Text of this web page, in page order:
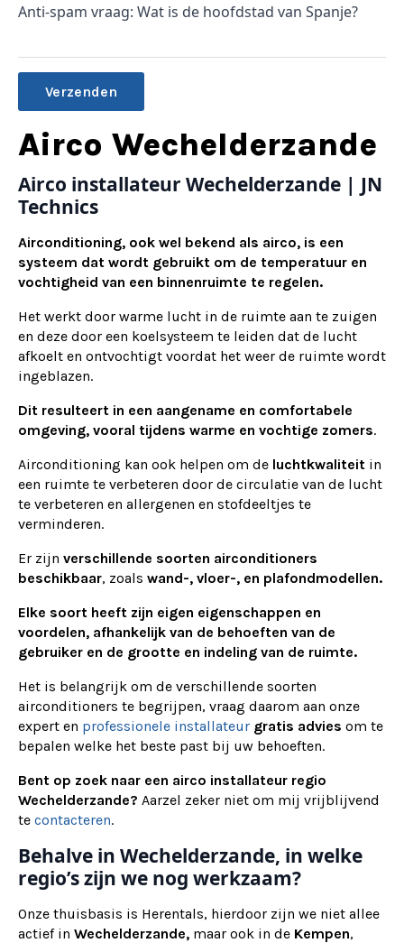
Anti-spam vraag: Wat is de hoofdstad van Spanje?
Alternative:
Airco Wechelderzande
Airco installateur Wechelderzande | JN
Technics
Airconditioning, ook wel bekend als airco, is een
systeem dat wordt gebruikt om de temperatuur en
vochtigheid van een binnenruimte te regelen.
Het werkt door warme lucht in de ruimte aan te zuigen
en deze door een koelsysteem te leiden dat de lucht
afkoelt en ontvochtigt voordat het weer de ruimte wordt
ingeblazen.
Dit resulteert in een aangename en comfortabele
omgeving, vooral tijdens warme en vochtige zomers.
Airconditioning kan ook helpen om de luchtkwaliteit in
een ruimte te verbeteren door de circulatie van de lucht
te verbeteren en allergenen en stofdeeltjes te
verminderen.
Er zijn verschillende soorten airconditioners
beschikbaar, zoals wand-, vloer-, en plafondmodellen.
Elke soort heeft zijn eigen eigenschappen en
voordelen, afhankelijk van de behoeften van de
gebruiker en de grootte en indeling van de ruimte.
Het is belangrijk om de verschillende soorten
airconditioners te begrijpen, vraag daarom aan onze
expert en professionele installateur gratis advies om te
bepalen welke het beste past bij uw behoeften.
Bent op zoek naar een airco installateur regio
Wechelderzande? Aarzel zeker niet om mij vrijblijvend
te contacteren.
Behalve in Wechelderzande, in welke
regio’s zijn we nog werkzaam?
Onze thuisbasis is Herentals, hierdoor zijn we niet allee
actief in Wechelderzande, maar ook in de Kempen,